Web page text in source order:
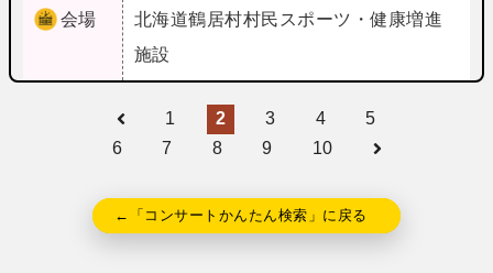
会場 北海道鶴居村村民スポーツ・健康増進
施設
1 2 3 4
5
6
7 8 9 10
←「コンサートかんたん検索」に戻る